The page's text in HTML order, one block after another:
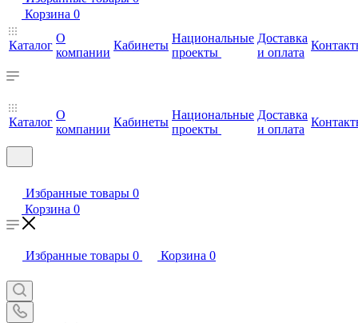
Корзина 0
Каталог
О
компании
Кабинеты
Национальные
проекты
Доставка
и оплата
Каталог
О
компании
Кабинеты
Национальные
проекты
Доставка
и оплата
Избранные товары 0
Корзина 0
Избранные товары 0 Корзина 0